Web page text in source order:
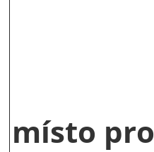
místo pro